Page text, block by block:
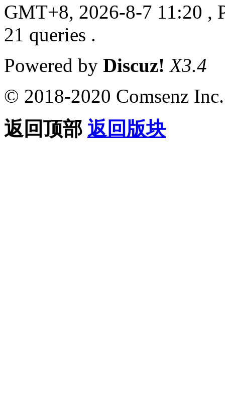
GMT+8, 2026-8-7 11:20 ,
21 queries .
Powered by Discuz! X3.4
© 2018-2020 Comsenz Inc.
返回顶部 返回版块